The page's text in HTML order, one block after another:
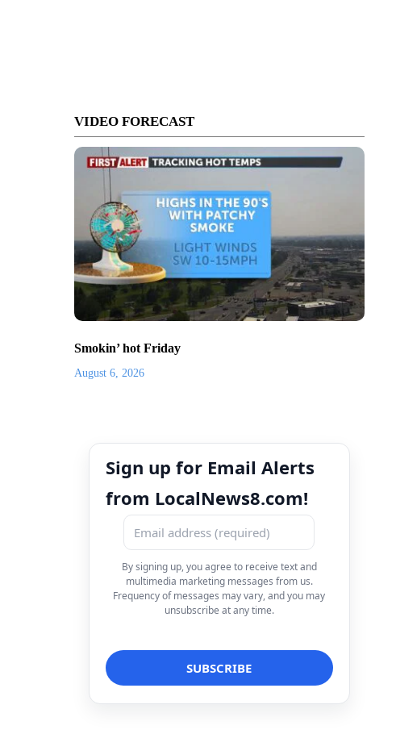
VIDEO FORECAST
Smokin’ hot Friday
August 6, 2026
Sign up for Email Alerts
from LocalNews8.com!
By signing up, you agree to receive text and
multimedia marketing messages from us.
Frequency of messages may vary, and you may
unsubscribe at any time.